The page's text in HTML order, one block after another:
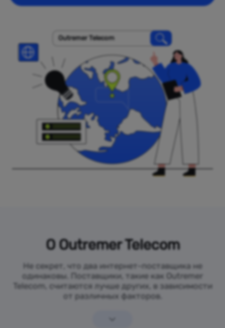
Outremer Telecom
О Outremer Telecom
Не секрет, что два интернет-поставщика не
одинаковы. Поставщики, такие как Outremer
Telecom, считаются лучше других, в зависимости
от различных факторов.